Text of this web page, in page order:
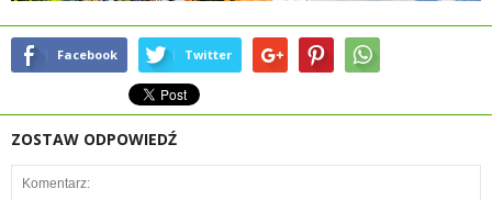
Facebook Twitter
ZOSTAW ODPOWIEDŹ